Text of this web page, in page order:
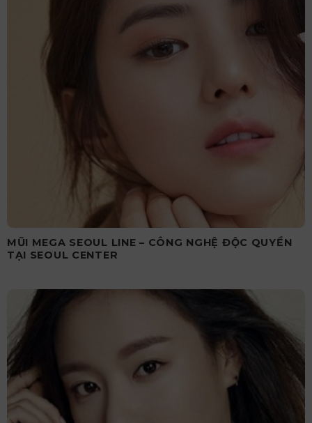
MŨI MEGA SEOUL LINE – CÔNG NGHỆ ĐỘC QUYỀN
TẠI SEOUL CENTER